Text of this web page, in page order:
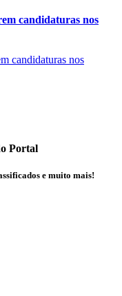
candidaturas nos
Portal
e muito mais!